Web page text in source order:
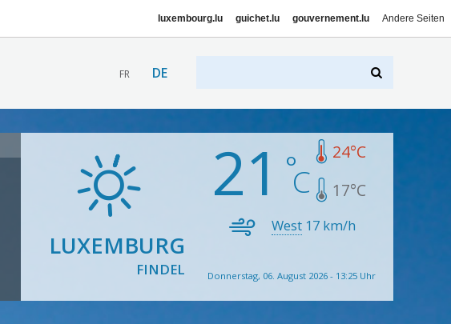
luxembourg.lu guichet.lu gouvernement.lu Andere Seiten
FR DE
LUXEMBURG
FINDEL
21 24°C
17°C
West 17 km/h
Donnerstag, 06. August 2026 - 13:25 Uhr